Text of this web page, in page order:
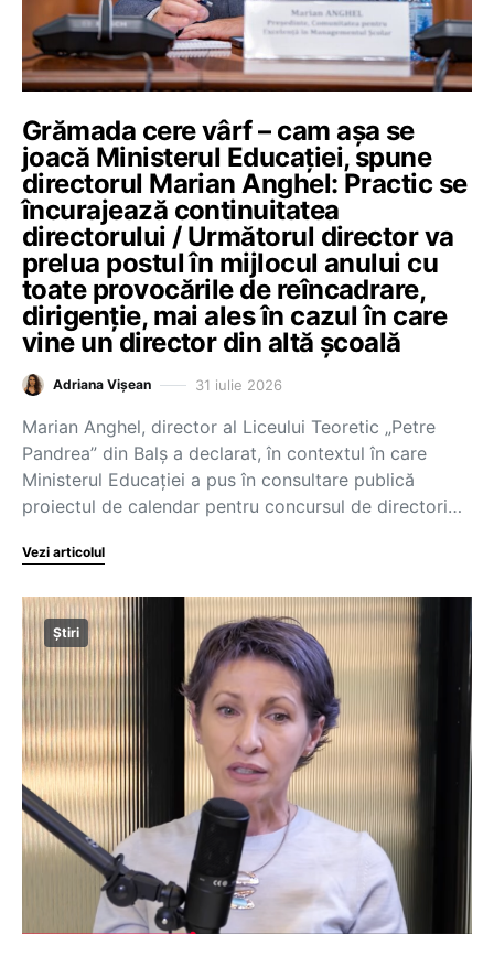
Grămada cere vârf – cam așa se
joacă Ministerul Educației, spune
directorul Marian Anghel: Practic se
încurajează continuitatea
directorului / Următorul director va
prelua postul în mijlocul anului cu
toate provocările de reîncadrare,
dirigenție, mai ales în cazul în care
vine un director din altă școală
Adriana Vișean 31 iulie 2026
Marian Anghel, director al Liceului Teoretic „Petre
Pandrea” din Balș a declarat, în contextul în care
Ministerul Educației a pus în consultare publică
proiectul de calendar pentru concursul de directori…
Vezi articolul
Știri